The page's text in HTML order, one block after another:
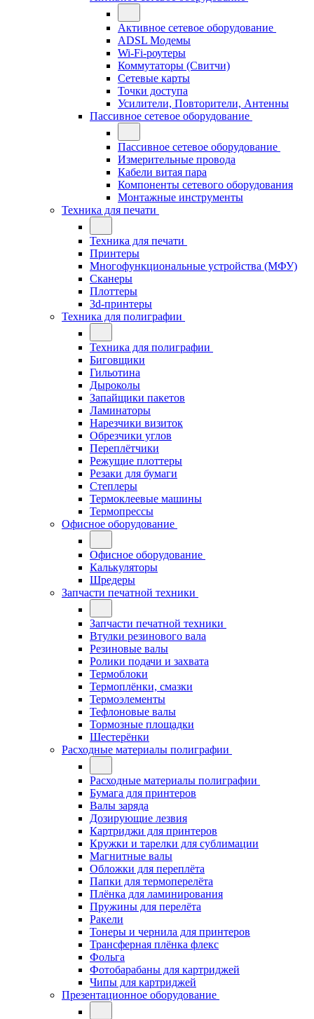
Активное сетевое оборудование
ADSL Модемы
Wi-Fi-роутеры
Коммутаторы (Свитчи)
Сетевые карты
Точки доступа
Усилители, Повторители, Антенны
Пассивное сетевое оборудование
Пассивное сетевое оборудование
Измерительные провода
Кабели витая пара
Компоненты сетевого оборудования
Монтажные инструменты
Техника для печати
Техника для печати
Принтеры
Многофункциональные устройства (МФУ)
Сканеры
Плоттеры
3d-принтеры
Техника для полиграфии
Техника для полиграфии
Биговщики
Гильотина
Дыроколы
Запайщики пакетов
Ламинаторы
Нарезчики визиток
Обрезчики углов
Переплётчики
Режущие плоттеры
Резаки для бумаги
Степлеры
Термоклеевые машины
Термопрессы
Офисное оборудование
Офисное оборудование
Калькуляторы
Шредеры
Запчасти печатной техники
Запчасти печатной техники
Втулки резинового вала
Резиновые валы
Ролики подачи и захвата
Термоблоки
Термоплёнки, смазки
Термоэлементы
Тефлоновые валы
Тормозные площадки
Шестерёнки
Расходные материалы полиграфии
Расходные материалы полиграфии
Бумага для принтеров
Валы заряда
Дозирующие лезвия
Картриджи для принтеров
Кружки и тарелки для сублимации
Магнитные валы
Обложки для переплёта
Папки для термоперелёта
Плёнка для ламинирования
Пружины для перелёта
Ракели
Тонеры и чернила для принтеров
Трансферная плёнка флекс
Фольга
Фотобарабаны для картриджей
Чипы для картриджей
Презентационное оборудование